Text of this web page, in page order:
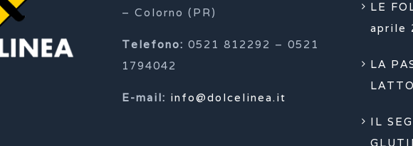
– Colorno (PR)
Telefono: 0521 812292 – 0521
1794042
E-mail: info@dolcelinea.it
LE
aprile
LA
IL